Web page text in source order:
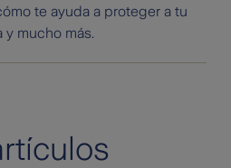
te ayuda a proteger a tu
y mucho más.